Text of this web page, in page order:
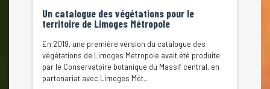
Un catalogue des végétations pour le
territoire de Limoges Métropole
En 2019, une première version du catalogue des
végétations de Limoges Métropole avait été produite
par le Conservatoire botanique du Massif central, en
partenariat avec Limoges Mét...